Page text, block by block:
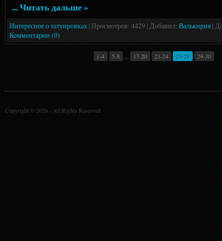
... Читать дальше »
Интересное о татуировках | Просмотров: 4429 | Добавил: Валькирия |
Комментарии (0)
1-4 5-8 ... 17-20 21-24 25-28 29-30
Copyright © 2026 - All Rights Reserved